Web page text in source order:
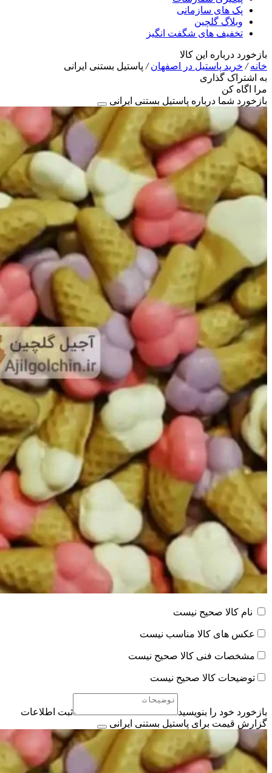
پک های سازمانی
وبلاگ گلچین
تخفیف های شگفت انگیز
بازخورد درباره این کالا
خانه/ خرید پاستیل در اصفهان/ پاستیل بستنی ایرانی
به اشتراک گذاری
مرا اگاه کن
بازخورد شما درباره پاستیل بستنی ایرانی
نام کالا صحیح نیست
عکس های کالا مناسب نیست
مشخصات فنی کالا صحیح نیست
توضیحات کالا صحیح نیست
بازخورد خود را بنویسید
ثبت اطلاعات
گزارش قیمت برای پاستیل بستنی ایرانی